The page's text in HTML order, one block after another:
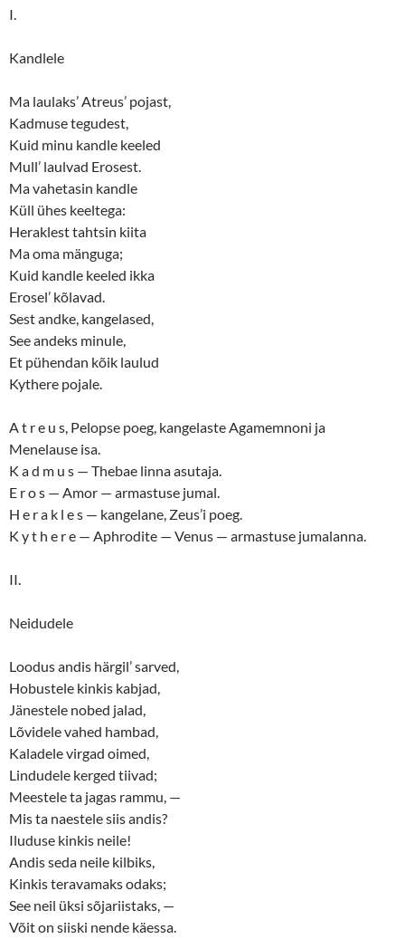
I.
Kandlele
Ma laulaks’ Atreus’ pojast,
Kadmuse tegudest,
Kuid minu kandle keeled
Mull’ laulvad Erosest.
Ma vahetasin kandle
Küll ühes keeltega:
Heraklest tahtsin kiita
Ma oma mänguga;
Kuid kandle keeled ikka
Erosel’ kõlavad.
Sest andke, kangelased,
See andeks minule,
Et pühendan kõik laulud
Kythere pojale.
A t r e u s, Pelopse poeg, kangelaste Agamemnoni ja
Menelause isa.
K a d m u s — Thebae linna asutaja.
E r o s — Amor — armastuse jumal.
H e r a k l e s — kangelane, Zeus’i poeg.
K y t h e r e — Aphrodite — Venus — armastuse jumalanna.
II.
Neidudele
Loodus andis härgil’ sarved,
Hobustele kinkis kabjad,
Jänestele nobed jalad,
Lõvidele vahed hambad,
Kaladele virgad oimed,
Lindudele kerged tiivad;
Meestele ta jagas rammu, —
Mis ta naestele siis andis?
Iluduse kinkis neile!
Andis seda neile kilbiks,
Kinkis teravamaks odaks;
See neil üksi sõjariistaks, —
Võit on siiski nende käessa.